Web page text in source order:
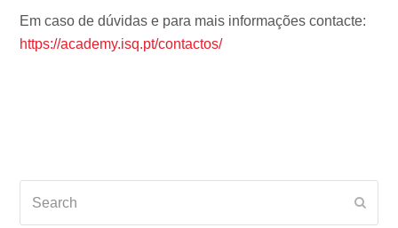
Em caso de dúvidas e para mais informações contacte:
https://academy.isq.pt/contactos/